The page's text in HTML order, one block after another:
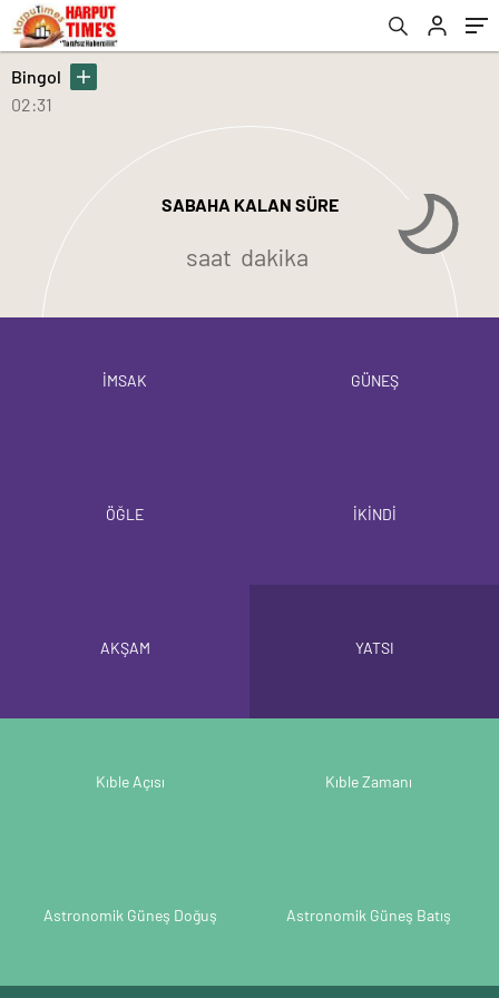
Bingol
02:31
SABAHA KALAN SÜRE
saat dakika
İMSAK GÜNEŞ
ÖĞLE İKİNDİ
AKŞAM YATSI
Kıble Açısı Kıble Zamanı
Astronomik Güneş Doğuş Astronomik Güneş Batış